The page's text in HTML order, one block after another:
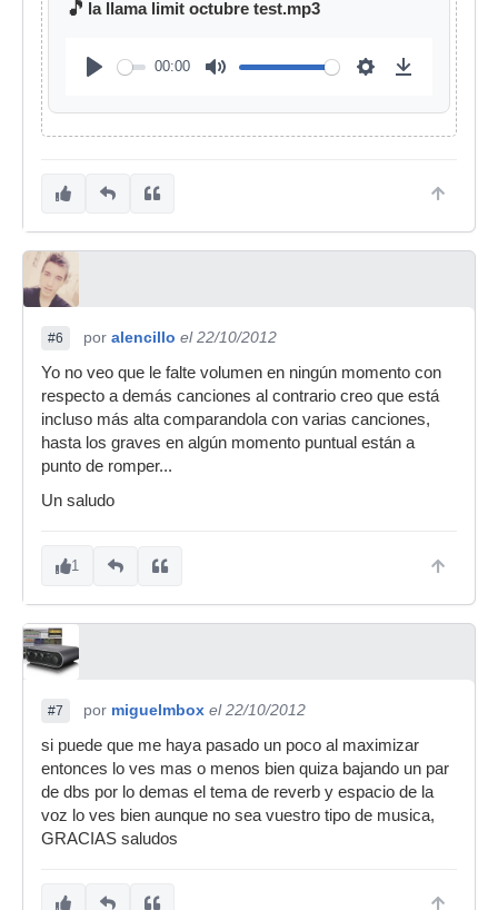
🎵 la llama limit octubre test.mp3
00:00
#6 por alencillo el 22/10/2012
Yo no veo que le falte volumen en ningún momento con
respecto a demás canciones al contrario creo que está
incluso más alta comparandola con varias canciones,
hasta los graves en algún momento puntual están a
punto de romper...
Un saludo
1
#7 por miguelmbox el 22/10/2012
si puede que me haya pasado un poco al maximizar
entonces lo ves mas o menos bien quiza bajando un par
de dbs por lo demas el tema de reverb y espacio de la
voz lo ves bien aunque no sea vuestro tipo de musica,
GRACIAS saludos